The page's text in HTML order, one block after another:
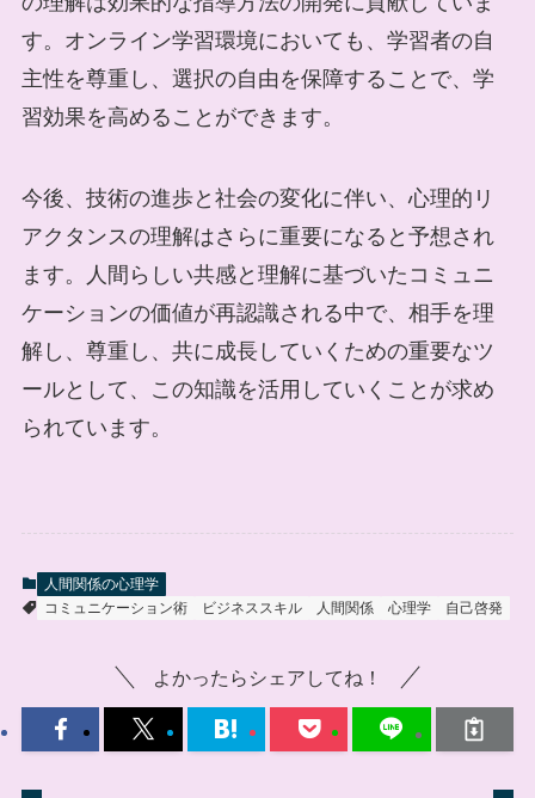
す。オンライン学習環境においても、学習者の自
主性を尊重し、選択の自由を保障することで、学
習効果を高めることができます。
今後、技術の進歩と社会の変化に伴い、心理的リ
アクタンスの理解はさらに重要になると予想され
ます。人間らしい共感と理解に基づいたコミュニ
ケーションの価値が再認識される中で、相手を理
解し、尊重し、共に成長していくための重要なツ
ールとして、この知識を活用していくことが求め
られています。
人間関係の心理学
コミュニケーション術
ビジネススキル 人間関係 心理学 自己啓発
よかったらシェアしてね！